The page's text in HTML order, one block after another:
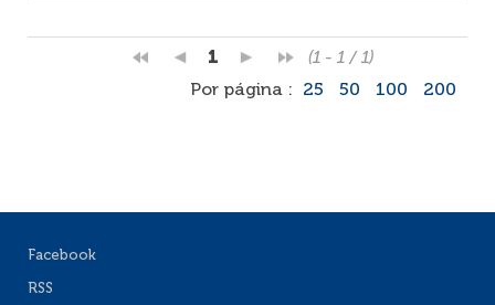
1
(1 - 1 / 1)
Por página :
25 50 100 200
Facebook
RSS